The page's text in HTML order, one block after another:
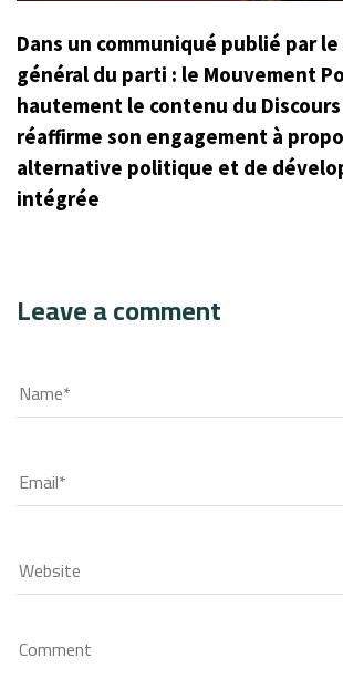
Dans un communiqué publié par
général du parti : le Mouvement
hautement le contenu du
réaffirme son engagement à
alternative politique et de
intégrée
Leave a comment